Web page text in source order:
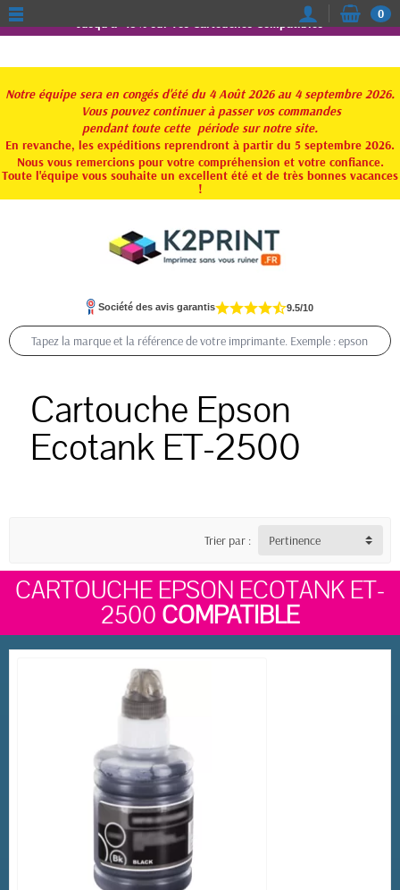
Jusqu'à -15% sur vos Cartouches Compatibles
Notre équipe sera en congés d'été du 4 Août 2026 au 4 septembre 2026.
Vous pouvez continuer à passer vos commandes
pendant toute cette période sur notre site.
En revanche, les expéditions reprendront à partir du 5 septembre 2026.
Nous vous remercions pour votre compréhension et votre confiance.
Toute l'équipe vous souhaite un excellent été et de très bonnes vacances
!
0
Société des avis garantis 9.5/10
Cartouche Epson
Ecotank ET-2500
Trier par : Pertinence
CARTOUCHE EPSON ECOTANK ET-
2500 COMPATIBLE